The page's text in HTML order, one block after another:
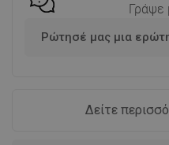
Γράψε
Ρώτησέ μας μια
Δείτε